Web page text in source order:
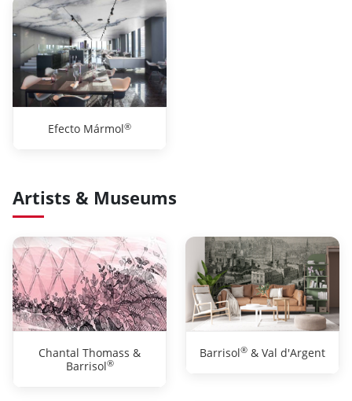
Efecto Mármol®
Artists & Museums
Chantal Thomass &
Barrisol®
Barrisol® & Val d'Argent